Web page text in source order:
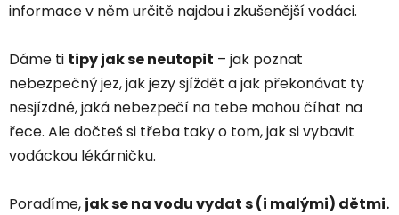
informace v něm určitě najdou i zkušenější vodáci.
Dáme ti tipy jak se neutopit – jak poznat
nebezpečný jez, jak jezy sjíždět a jak překonávat ty
nesjízdné, jaká nebezpečí na tebe mohou číhat na
řece. Ale dočteš si třeba taky o tom, jak si vybavit
vodáckou lékárničku.
Poradíme, jak se na vodu vydat s (i malými) dětmi.